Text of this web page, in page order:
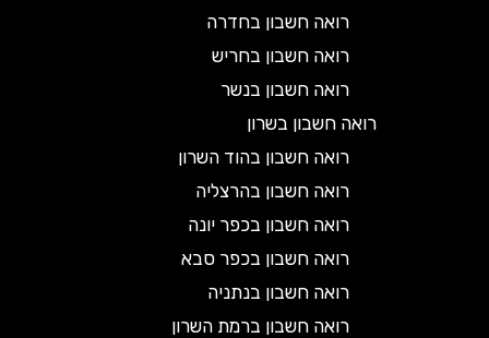
רואה חשבון בחדרה
רואה חשבון בחריש
רואה חשבון בנשר
רואה חשבון בשרון
רואה חשבון בהוד השרון
רואה חשבון בהרצליה
רואה חשבון בכפר יונה
רואה חשבון בכפר סבא
רואה חשבון בנתניה
רואה חשבון ברמת השרון